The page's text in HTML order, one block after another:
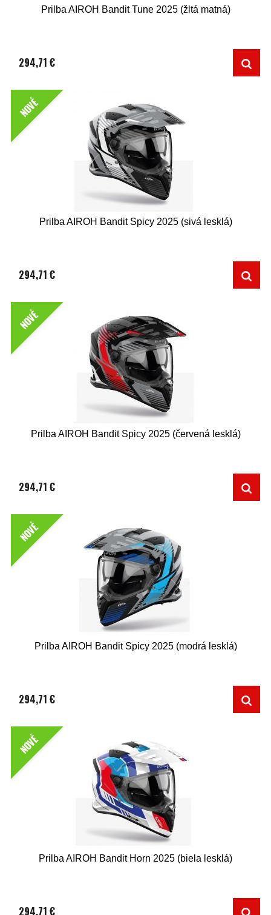
Prilba AIROH Bandit Tune 2025 (žltá matná)
294,71 €
NOVÉ
Prilba AIROH Bandit Spicy 2025 (sivá lesklá)
294,71 €
NOVÉ
Prilba AIROH Bandit Spicy 2025 (červená lesklá)
294,71 €
NOVÉ
Prilba AIROH Bandit Spicy 2025 (modrá lesklá)
294,71 €
NOVÉ
Prilba AIROH Bandit Horn 2025 (biela lesklá)
294,71 €